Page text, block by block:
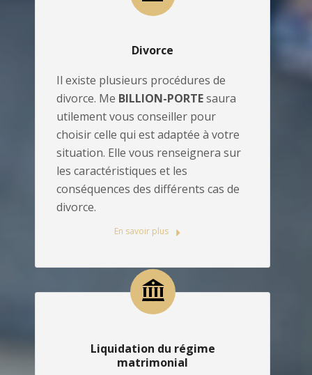
Divorce
Il existe plusieurs procédures de
divorce. Me BILLION-PORTEsaura
utilement vous conseiller pour
choisir celle qui est adaptée à votre
situation. Elle vous renseignera sur
les caractéristiques et les
conséquences des différents cas de
divorce.
En savoir plus
Liquidation du régime
matrimonial